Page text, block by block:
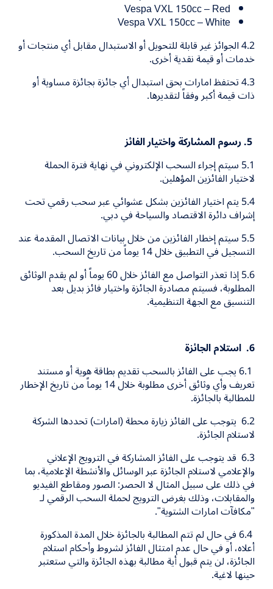
Vespa VXL 150cc – Red
Vespa VXL 150cc – White
4.2الجوائز غير قابلة للتحويل أو الاستبدال مقابل أي منتجات أو
خدمات أو قيمة نقدية أخرى.
4.3تحتفظ امارات بحق استبدال أي جائزة بجائزة مساوية أو
ذات قيمة أكبر وفقاً لتقديرها.
. رسوم المشاركة واختيار الفائز
5.1 سيتم إجراء السحب الإلكتروني في نهاية فترة الحملة
لاختيار الفائزين المؤهلين.
5.4 يتم اختيار الفائزين بشكل عشوائي عبر سحب رقمي تحت
إشراف دائرة الاقتصاد والسياحة في دبي.
5.5 سيتم إخطار الفائزين من خلال بيانات الاتصال المقدمة عند
التسجيل في التطبيق خلال 14 يوماً من تاريخ السحب
.
5.6 إذا تعذر التواصل مع الفائز خلال 60 يوماً أو لم يقدم الوثائق
المطلوبة، فسيتم مصادرة الجائزة واختيار فائز بديل بعد
التنسيق مع الجهة التنظيمية.
6. استلام الجائزة
يجب على الفائز بالسحب تقديم بطاقة هوية أو مستند
تعريف وأي وثائق أخرى مطلوبة خلال14يوماً من تاريخ الإخطار
للمطالبة بالجائزة.
6.2 يتوجب على الفائز زيارة محطة (امارات) تحددها الشركة
لاستلام الجائزة.
6.3 قد يتوجب على الفائز المشاركة في الترويج الإعلاني
والإعلامي لاستلام الجائزة عبر الوسائل والأنشطة الإعلامية، بما
في ذلك على سبيل المثال لا الحصر: الصور ومقاطع الفيديو
والمقابلات، وذلك بغرض الترويج لحملة السحب الرقمي لـ
"مكافآت امارات الشتوية".
في حال لم تتم المطالبة بالجائزة خلال المدة المذكورة
أعلاه، أو في حال عدم امتثال الفائز لشروط وأحكام استلام
الجائزة، لن يتم قبول أية مطالبة بهذه الجائزة والتي ستعتبر
حينها لاغية.